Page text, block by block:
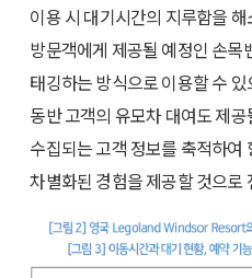
이용 시 대기시간의 지루함을
방문객에게 제공될 예정인 손목
태깅하는 방식으로 이용할 수
동반 고객의 유모차 대여도 제
수집되는 고객 정보를 축적하여
차별화된 경험을 제공할 것으로